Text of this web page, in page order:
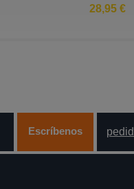
28,95 €
Escríbenos